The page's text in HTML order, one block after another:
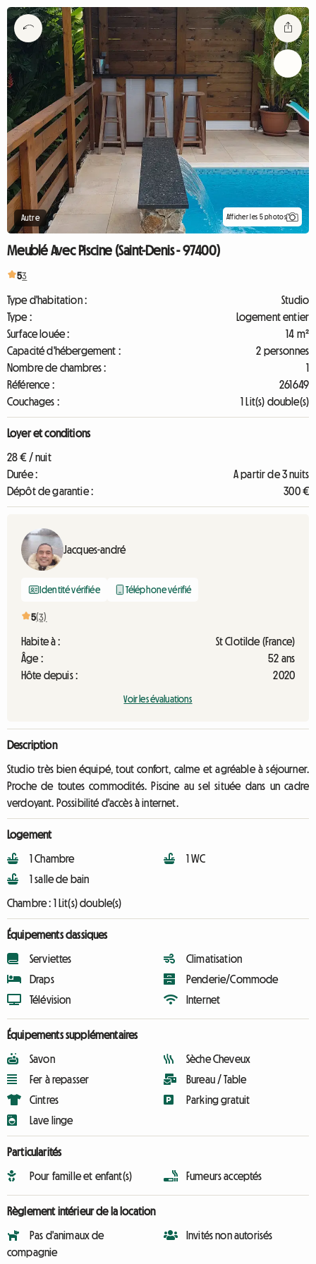
Autre Afficher les 5 photos
Meublé Avec Piscine (Saint-Denis - 97400)
53
Type d'habitation :
Studio
Type :
Logement entier
Surface louée :
14 m²
Capacité d'hébergement :
2 personnes
Nombre de chambres :
1
Référence :
261649
Couchages :
1 Lit(s) double(s)
Loyer et conditions
28 € / nuit
Durée :
A partir de 3 nuits
Dépôt de garantie :
300 €
Jacques-andré
Identité vérifiée Téléphone vérifié
5(3)
Habite à :
St Clotilde (France)
Âge :
52 ans
Hôte depuis :
2020
Voir les évaluations
Description
Studio très bien équipé, tout confort, calme et agréable à séjourner.
Proche de toutes commodités. Piscine au sel située dans un cadre
verdoyant. Possibilité d'accès à internet.
Logement
1 Chambre
1 salle de bain
1 WC
Chambre : 1 Lit(s) double(s)
Équipements classiques
Serviettes
Draps
Télévision
Climatisation
Penderie/Commode
Internet
Équipements supplémentaires
Savon
Fer à repasser
Cintres
Lave linge
Sèche Cheveux
Bureau / Table
Parking gratuit
Particularités
Pour famille et enfant(s) Fumeurs acceptés
Règlement intérieur de la location
Pas d'animaux de
compagnie
Invités non autorisés